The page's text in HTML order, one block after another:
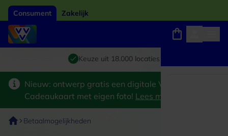
Consument Zakelijk
Giftcard van het jaar 2026
Keuze uit 18.000 locaties
Winkels, webshops en uitjes
Nieuw: ontwerp gratis een digitale VVV
Cadeaukaart met eigen foto! Lees meer
Betaalmogelijkheden